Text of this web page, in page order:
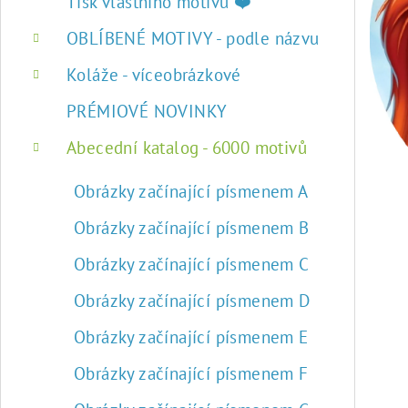
OBLÍBENÉ MOTIVY - podle názvu
Koláže - víceobrázkové
PRÉMIOVÉ NOVINKY
Abecední katalog - 6000 motivů
Obrázky začínající písmenem A
Obrázky začínající písmenem B
Obrázky začínající písmenem C
Obrázky začínající písmenem D
Obrázky začínající písmenem E
Obrázky začínající písmenem F